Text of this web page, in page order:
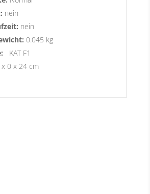
nein
nein
0.045 kg
KAT F1
x 0 x 24 cm